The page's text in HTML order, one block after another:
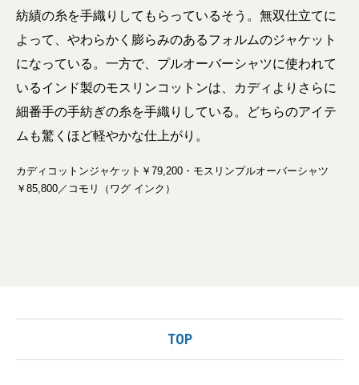
紡績の糸を手織りしてもらっているそう。無双仕立てに
よって、やわらかく膨らみのあるフォルムのジャケット
になっている。一方で、プルオーバーシャツに使われて
いるインド製のモスリンコットンは、カディよりさらに
細番手の手紡ぎの糸を手織りしている。どちらのアイテ
ムも驚くほど軽やかな仕上がり。
カディコットンジャケット￥79,200・モスリンプルオーバーシャツ
￥85,800／コモリ（ワグ インク）
TOP